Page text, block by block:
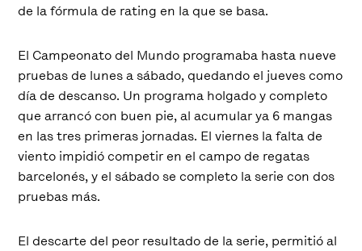
de la fórmula de rating en la que se basa.
El Campeonato del Mundo programaba hasta nueve
pruebas de lunes a sábado, quedando el jueves como
día de descanso. Un programa holgado y completo
que arrancó con buen pie, al acumular ya 6 mangas
en las tres primeras jornadas. El viernes la falta de
viento impidió competir en el campo de regatas
barcelonés, y el sábado se completo la serie con dos
pruebas más.
El descarte del peor resultado de la serie, permitió al